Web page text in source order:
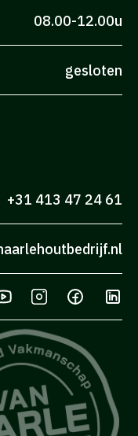
08.00-12.00u
gesloten
+31 413 47 24 61